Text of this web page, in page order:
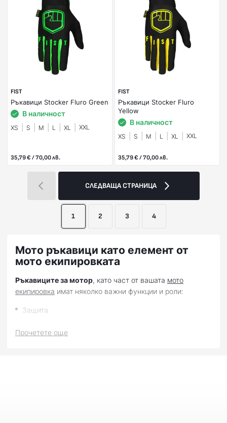
FIST
Ръкавици Stocker Fluro Green
В наличност
XS S M L XL XXL
35,79 € / 70,00 лв.
FIST
Ръкавици Stocker Fluro
Yellow
В наличност
XS S M L XL XXL
35,79 € / 70,00 лв.
СЛЕДВАЩА СТРАНИЦА
1 2 3 4
Мото ръкавици като елемент от
мото екипировката
Ръкавиците за мотор, като част от вашата мото
екипировка имат няколко важни функции и роли:
Защита
Те предоставят защита на ръцете от вятър, студ, дъжд и
Прочетете още